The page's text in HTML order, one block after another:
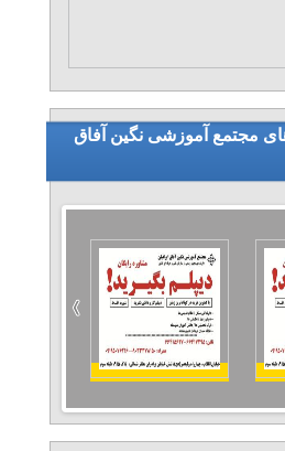
مجتمع آموزشی نگین آفاق